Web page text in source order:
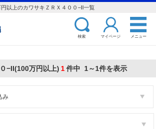
以上のカワサキＺＲＸ４００−II一覧
検索 マイページ メニュー
−II(100万円以上) 1件中 1～1件を表示
み